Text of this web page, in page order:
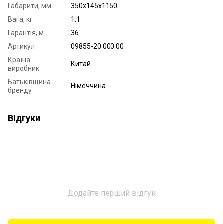
Габарити, мм
350х145х1150
Вага, кг
1.1
Гарантія, м
36
Артикул
09855-20.000.00
Країна
виробник
Китай
Батьківщина
бренду
Німеччина
Відгуки
Додайте перший відгук